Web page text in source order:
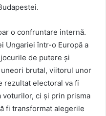
o confruntare internă.
Ungariei într-o Europă a
de putere și
brutal, viitorul unor
rezultat electoral va fi
ci și prin prisma
fi transformat alegerile